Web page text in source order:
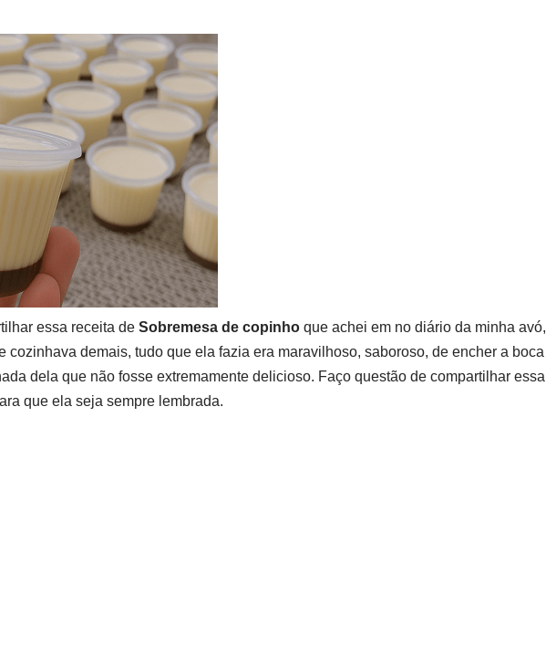
essa receita de Sobremesa de copinhoque achei em no diário da minha avó,
cozinhava demais, tudo que ela fazia era maravilhoso, saboroso, de encher a boca
dela que não fosse extremamente delicioso. Faço questão de compartilhar essa
que ela seja sempre lembrada.